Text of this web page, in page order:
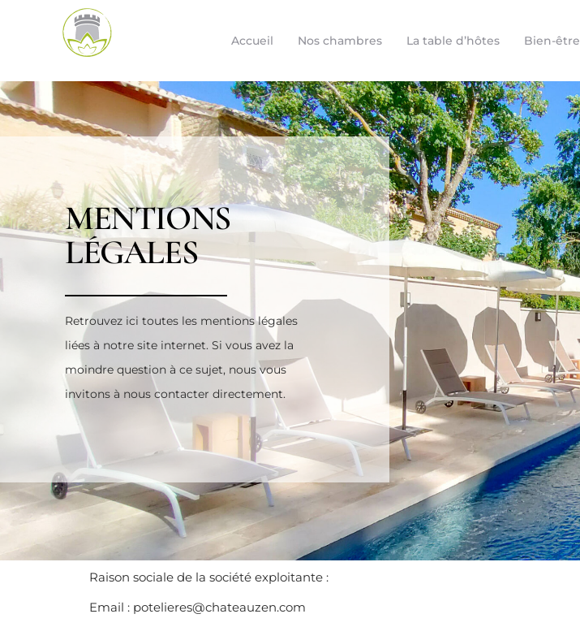
Accueil Nos chambres La table d’hôtes Bien-être
MENTIONS
LÉGALES
Retrouvez ici toutes les mentions légales
liées à notre site internet. Si vous avez la
moindre question à ce sujet, nous vous
invitons à nous contacter directement.
Raison sociale de la société exploitante :
Email : potelieres@chateauzen.com